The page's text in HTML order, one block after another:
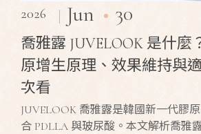
2026 Jun 30
喬雅露 JUVELOOK 是什麼
原增生原理、效果維持與
次看
JUVELOOK 喬雅露是韓國新一代膠
合 PDLLA 與玻尿酸。本文解析喬雅